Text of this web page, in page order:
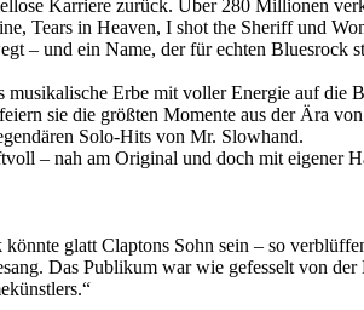
Karriere zurück. Über 280 Millionen
Tears in Heaven, I shot the Sheriff und
– und ein Name, der für echten Bluesrock
musikalische Erbe mit voller Energie auf die
sie die größten Momente aus der Ära
Solo-Hits von Mr. Slowhand.
– nah am Original und doch mit eigener
könnte glatt Claptons Sohn sein – so
Das Publikum war wie gefesselt von der